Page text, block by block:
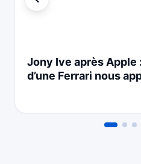
Jony Ive après Apple
d’une Ferrari nous